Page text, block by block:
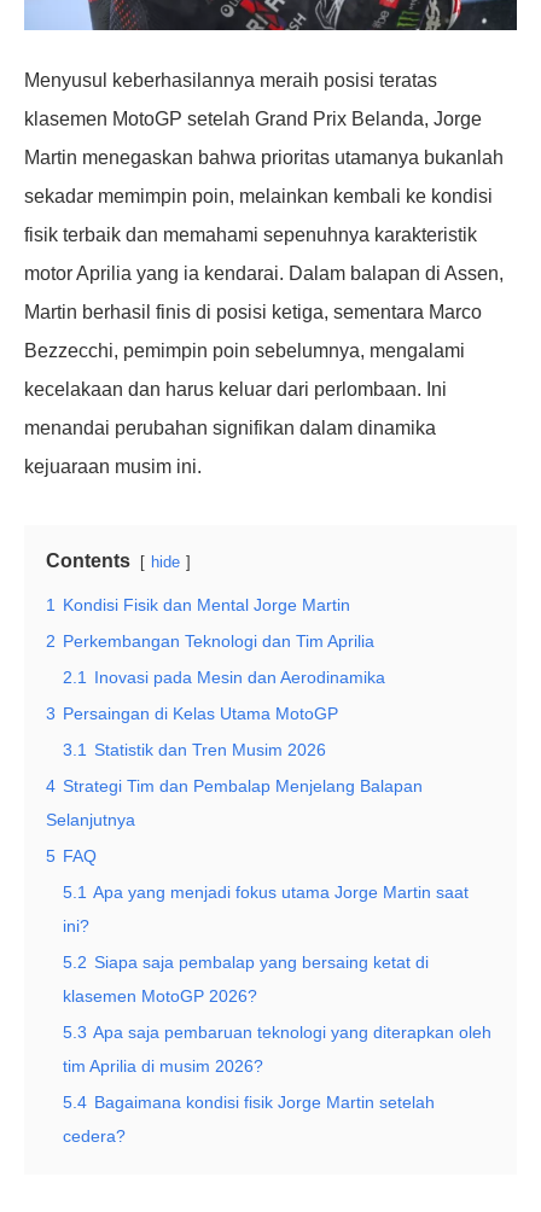
Menyusul keberhasilannya meraih posisi teratas
klasemen MotoGP setelah Grand Prix Belanda, Jorge
Martin menegaskan bahwa prioritas utamanya bukanlah
sekadar memimpin poin, melainkan kembali ke kondisi
fisik terbaik dan memahami sepenuhnya karakteristik
motor Aprilia yang ia kendarai. Dalam balapan di Assen,
Martin berhasil finis di posisi ketiga, sementara Marco
Bezzecchi, pemimpin poin sebelumnya, mengalami
kecelakaan dan harus keluar dari perlombaan. Ini
menandai perubahan signifikan dalam dinamika
kejuaraan musim ini.
Contents hide
1
Kondisi Fisik dan Mental Jorge Martin
2 Perkembangan Teknologi dan Tim Aprilia
2.1
Inovasi pada Mesin dan Aerodinamika
3 Persaingan di Kelas Utama MotoGP
3.1 Statistik dan Tren Musim 2026
4 Strategi Tim dan Pembalap Menjelang Balapan
Selanjutnya
5 FAQ
5.1 Apa yang menjadi fokus utama Jorge Martin saat
ini?
5.2 Siapa saja pembalap yang bersaing ketat di
klasemen MotoGP 2026?
5.3 Apa saja pembaruan teknologi yang diterapkan oleh
tim Aprilia di musim 2026?
5.4 Bagaimana kondisi fisik Jorge Martin setelah
cedera?